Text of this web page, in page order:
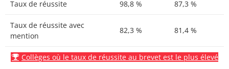
Taux de réussite 98,8 % 87,3 %
Taux de réussite avec
mention
82,3 % 81,4 %
Collèges où le taux de réussite au brevet est le plus élevé